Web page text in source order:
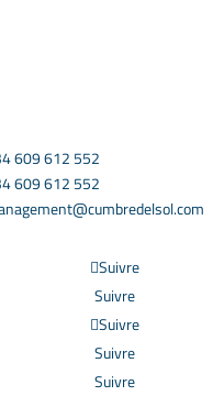
609 612 552
609 612 552
Suivre
Suivre
Suivre
Suivre
Suivre